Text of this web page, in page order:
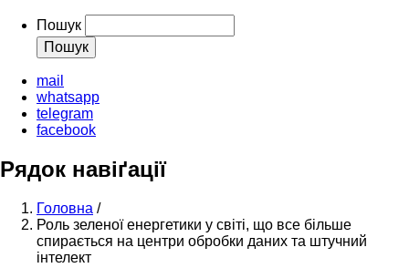
Пошук
mail
whatsapp
telegram
facebook
Рядок навіґації
Головна /
Роль зеленої енергетики у світі, що все більше
спирається на центри обробки даних та штучний
інтелект